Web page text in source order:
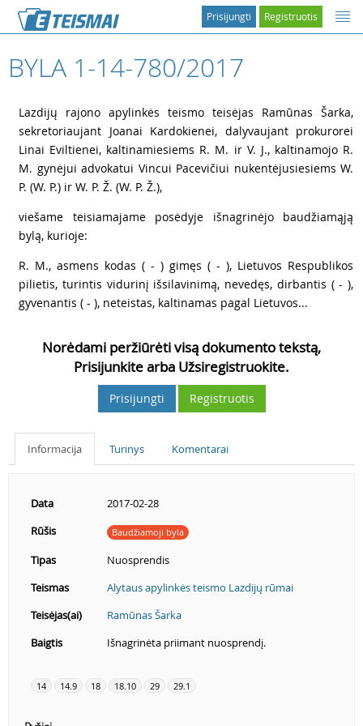
Registruotis
Prisijungti
BYLA 1-14-780/2017
Lazdijų rajono apylinkės teismo teisėjas Ramūnas Šarka,
sekretoriaujant Joanai Kardokienei, dalyvaujant prokurorei
Linai Eviltienei, kaltinamiesiems R. M. ir V. J., kaltinamojo R.
M. gynėjui advokatui Vincui Pacevičiui nukentėjusiesiems W.
P. (W. P.) ir W. P. Ž. (W. P. Ž.),
viešame teisiamajame posėdyje išnagrinėjo baudžiamąją
bylą, kurioje:
R. M., asmens kodas ( - ) gimęs ( - ), Lietuvos Respublikos
pilietis, turintis vidurinį išsilavinimą, nevedęs, dirbantis ( - ),
gyvenantis ( - ), neteistas, kaltinamas pagal Lietuvos...
Norėdami peržiūrėti visą dokumento tekstą,
Prisijunkite arba Užsiregistruokite.
Prisijungti Registruotis
Informacija Turinys Komentarai
Data
2017-02-28
Rūšis
Baudžiamoji byla
Tipas
Nuosprendis
Teismas
Alytaus apylinkės teismo Lazdijų rūmai
Teisėjas(ai)
Ramūnas Šarka
Baigtis
Išnagrinėta priimant nuosprendį.
14 14.9 18 18.10 29 29.1